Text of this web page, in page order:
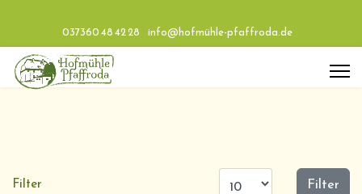
037360 48 42 28 info@hofmühle-pfaffroda.de
Filter Anzeige # Filter